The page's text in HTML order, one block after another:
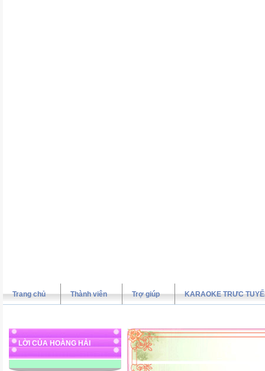
Trang chủ Thành viên Trợ giúp KARAOKE TRƯC
LỜI CỦA HOÀNG HẢI